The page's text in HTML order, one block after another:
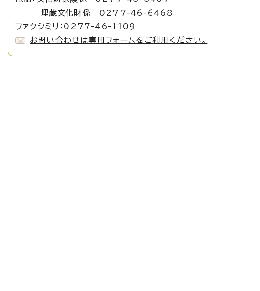
埋蔵文化財係 0277-46-6468
ファクシミリ：0277-46-1109
お問い合わせは専用フォームをご利用ください。